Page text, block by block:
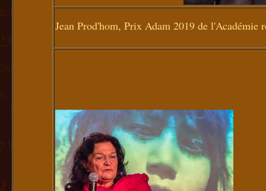
Jean Prod'hom, Prix Adam 2019 de l'Académie